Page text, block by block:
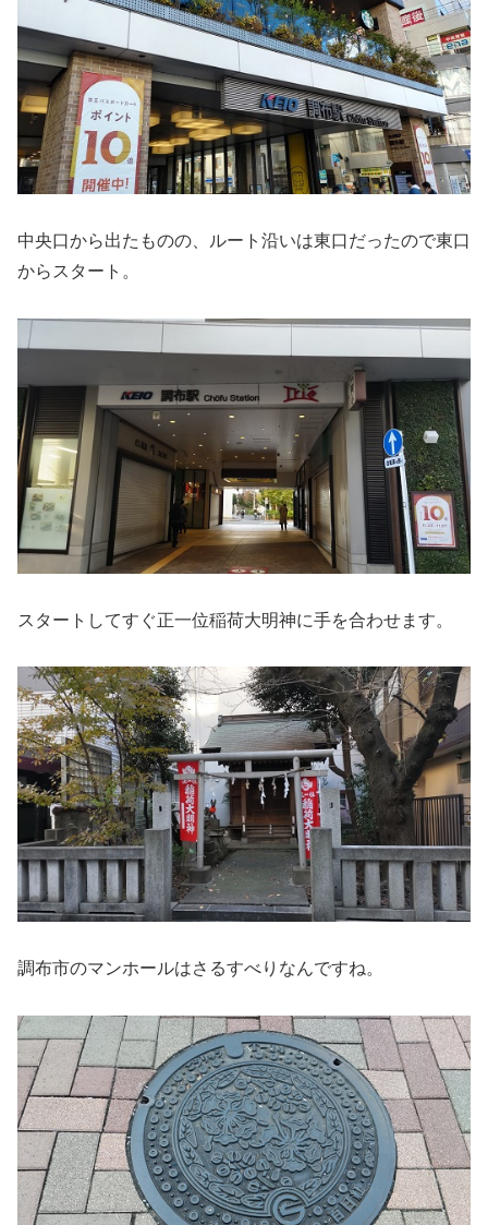
中央口から出たものの、ルート沿いは東口だったので東口
からスタート。
スタートしてすぐ正一位稲荷大明神に手を合わせます。
調布市のマンホールはさるすべりなんですね。